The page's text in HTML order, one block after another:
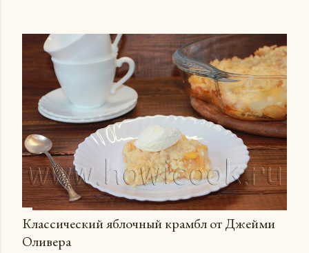
Классический яблочный крамбл от Джейми
Оливера